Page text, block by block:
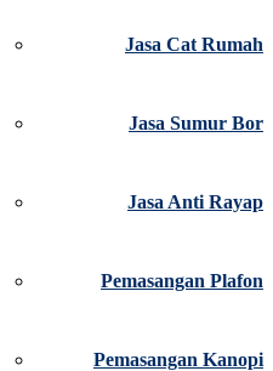
Jasa Cat Rumah
Jasa Sumur Bor
Jasa Anti Rayap
Pemasangan Plafon
Pemasangan Kanopi